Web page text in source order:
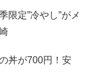
限定”冷やし”がメ
丼が700円！安